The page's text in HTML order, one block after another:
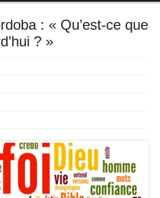
: « Qu’est-ce que
? »